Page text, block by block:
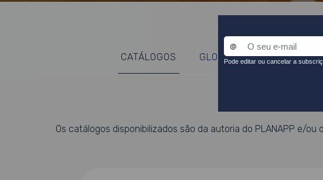
CATÁLOGOS GLOSSÁRIOS POLICY
Os catálogos disponibilizados são da autoria do PLANAPP e/